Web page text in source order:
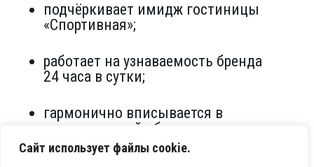
Сайт использует файлы cookie.
подчёркивает имидж гостиницы
«Спортивная»;
работает на узнаваемость бренда
24 часа в сутки;
гармонично вписывается в
архитектурный облик здания.